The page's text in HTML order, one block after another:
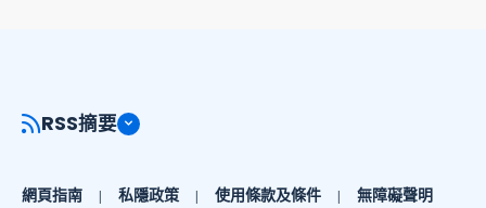
RSS摘要
網頁指南 私隱政策 使用條款及條件 無障礙聲明